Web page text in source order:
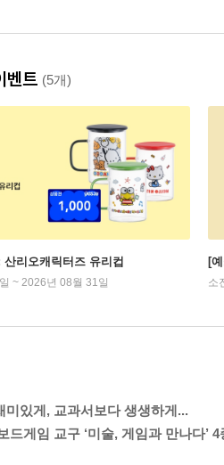
벤트 (5개)
리오캐릭터즈 유리컵
~ 2026년 08월 31일
[
소
미있게, 교과서보다 생생하게...
드게임 교구 ‘미술, 게임과 만나다’ 4